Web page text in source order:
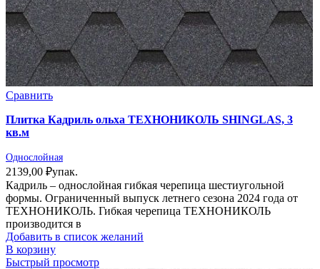
Сравнить
Плитка Кадриль ольха ТЕХНОНИКОЛЬ SHINGLAS, 3
кв.м
Однослойная
2139,00 ₽упак.
Кадриль – однослойная гибкая черепица шестиугольной
формы. Ограниченный выпуск летнего сезона 2024 года от
ТЕХНОНИКОЛЬ. Гибкая черепица ТЕХНОНИКОЛЬ
производится в
Добавить в список желаний
В корзину
Быстрый просмотр